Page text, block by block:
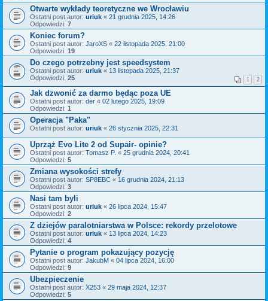
Otwarte wykłady teoretyczne we Wrocławiu
Ostatni post autor: uriuk « 21 grudnia 2025, 14:26
Odpowiedzi: 7
Koniec forum?
Ostatni post autor: JaroXS « 22 listopada 2025, 21:00
Odpowiedzi: 19
Do czego potrzebny jest speedsystem
Ostatni post autor: uriuk « 13 listopada 2025, 21:37
Odpowiedzi: 25 1 2
Jak dzwonić za darmo będąc poza UE
Ostatni post autor: der « 02 lutego 2025, 19:09
Odpowiedzi: 1
Operacja "Paka"
Ostatni post autor: uriuk « 26 stycznia 2025, 22:31
Uprząż Evo Lite 2 od Supair- opinie?
Ostatni post autor: Tomasz P. « 25 grudnia 2024, 20:41
Odpowiedzi: 5
Zmiana wysokości strefy
Ostatni post autor: SP8EBC « 16 grudnia 2024, 21:13
Odpowiedzi: 3
Nasi tam byli
Ostatni post autor: uriuk « 26 lipca 2024, 15:47
Odpowiedzi: 2
Z dziejów paralotniarstwa w Polsce: rekordy przelotowe
Ostatni post autor: uriuk « 13 lipca 2024, 14:23
Odpowiedzi: 4
Pytanie o program pokazujący pozycję
Ostatni post autor: JakubM « 04 lipca 2024, 16:00
Odpowiedzi: 9
Ubezpieczenie
Ostatni post autor: X253 « 29 maja 2024, 12:37
Odpowiedzi: 5